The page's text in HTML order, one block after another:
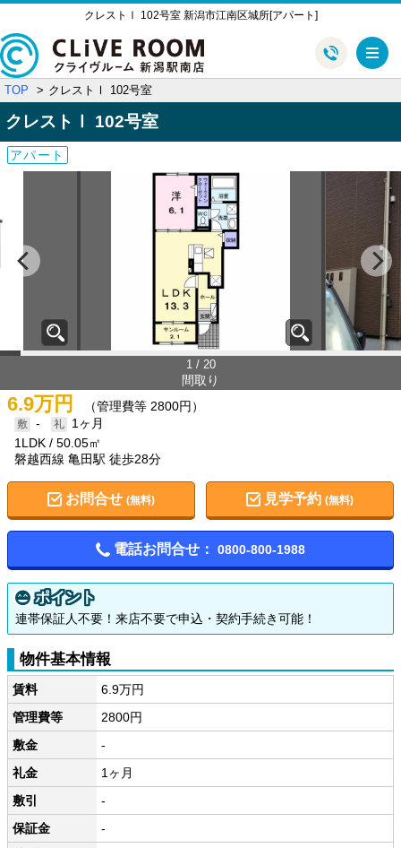
クレストⅠ 102号室 新潟市江南区城所[アパート]
TOP クレストⅠ 102号室
クレストⅠ 102号室
アパート
1 / 20
間取り
6.9万円 （管理費等 2800円）
-
1ヶ月
1LDK
50.05㎡
磐越西線 亀田駅 徒歩28分
お問合せ (無料) 見学予約(無料)
電話お問合せ： 0800-800-1988
ポイント
連帯保証人不要！来店不要で申込・契約手続き可能！
物件基本情報
賃料
6.9万円
管理費等
2800円
敷金
-
礼金
1ヶ月
敷引
-
保証金
-